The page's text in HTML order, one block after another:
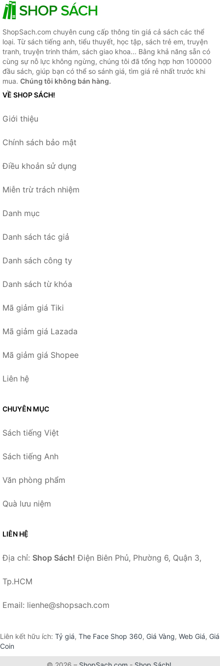
ShopSach.com chuyên cung cấp thông tin giá cả sách các thể
loại. Từ sách tiếng anh, tiểu thuyết, học tập, sách trẻ em, truyện
tranh, truyện trinh thám, sách giao khoa... Bằng khả năng sẵn có
cùng sự nỗ lực không ngừng, chúng tôi đã tổng hợp hơn 100000
đầu sách, giúp bạn có thể so sánh giá, tìm giá rẻ nhất trước khi
mua. Chúng tôi không bán hàng.
VỀ SHOP SÁCH!
Giới thiệu
Chính sách bảo mật
Điều khoản sử dụng
Miễn trừ trách nhiệm
Danh mục
Danh sách tác giả
Danh sách công ty
Danh sách từ khóa
Mã giảm giá Tiki
Mã giảm giá Lazada
Mã giảm giá Shopee
Liên hệ
CHUYÊN MỤC
Sách tiếng Việt
Sách tiếng Anh
Văn phòng phẩm
Quà lưu niệm
LIÊN HỆ
Địa chỉ: Shop Sách! Điện Biên Phủ, Phường 6, Quận 3,
Tp.HCM
Email: lienhe@shopsach.com
Liên kết hữu ích: Tỷ giá, The Face Shop 360, Giá Vàng, Web Giá, Giá
Coin